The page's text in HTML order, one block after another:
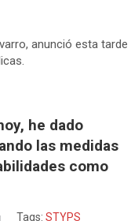
anunció esta tarde
he dado
las medidas
como
Tags: STYPS